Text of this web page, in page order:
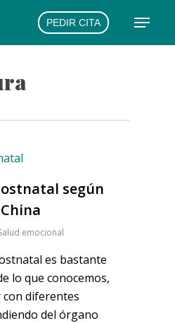
PEDIR CITA Menu
según
emocional
es bastante
lo que conocemos,
con diferentes
del órgano